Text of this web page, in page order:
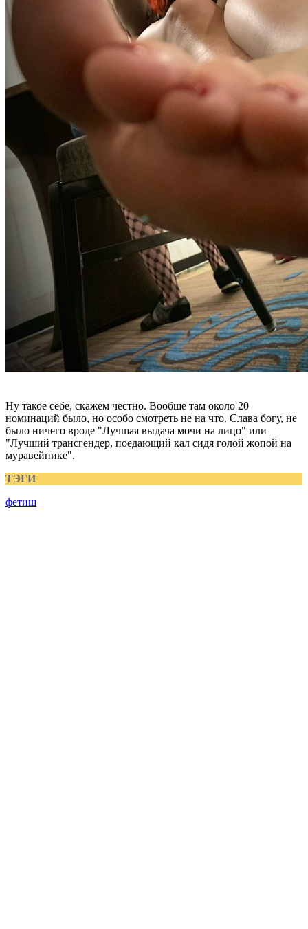
Ну такое себе, скажем честно. Вообще там около 20
номинаций было, но особо смотреть не на что. Слава богу, не
было ничего вроде "Лучшая выдача мочи на лицо" или
"Лучший трансгендер, поедающий кал сидя голой жопой на
муравейнике".
ТЭГИ
фетиш